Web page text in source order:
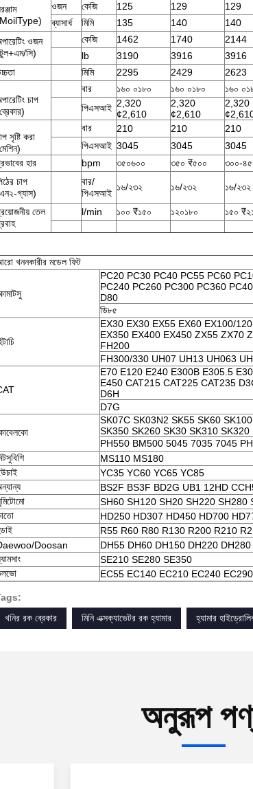
ওজন কেজি 125 129 129
ব্যাসার্ধ
মিমি 135 140 140
ওজন
সি)
কেজি 1462 1740 2144
lb
3190 3916 3916
মিমি 2295 2429 2623
চাপ
বার ১৬০ ০১৮০ ১৬০ ০১৮০ ১৬০
পিএসআই 2,320
¢2,610
2,320
¢2,610
2,320
সৃষ্টি করা
বার 210 210 210
পিএসআই 3045 3045 3045
হার
bpm ৩৫০৬০০ ৩৫০ ₹৫০০ ৩০০-
চাপ
গ্যাস)
বার/
পিএসআই
১৬/২৩২ ১৬/২৩২ ১৬/২৩২
তেল
l/min ১০০ ₹১৫০ ১২০১৮০ ১৫০
খননকারীর মডেল ফিট
PC20 PC30 PC40 PC55 PC60
PC240 PC260 PC300 PC360
D80
ডি৮৫
EX30 EX30 EX55 EX60 EX100/
EX350 EX400 EX450 ZX55 ZX70
FH200
FH300/330 UH07 UH13 UH063
E70 E120 E240 E300B E305.5
E450 CAT215 CAT225 CAT235
D6H
D7G
SK07C SK03N2 SK55 SK60
SK350 SK260 SK30 SK310
PH550 BM500 5045 7035 7045
MS110 MS180
YC35 YC60 YC65 YC85
BS2F BS3F BD2G UB1 12HD
SH60 SH120 SH20 SH220 SH280
HD250 HD307 HD450 HD700
R55 R60 R80 R130 R200 R210
Doosan
DH55 DH60 DH150 DH220
SE210 SE280 SE350
EC55 EC140 EC210 EC240
খনির রক ব্রেকার
মিনি এক্সক্যাভেটর রক হ্যামার হ্যামার
অনুরূপ